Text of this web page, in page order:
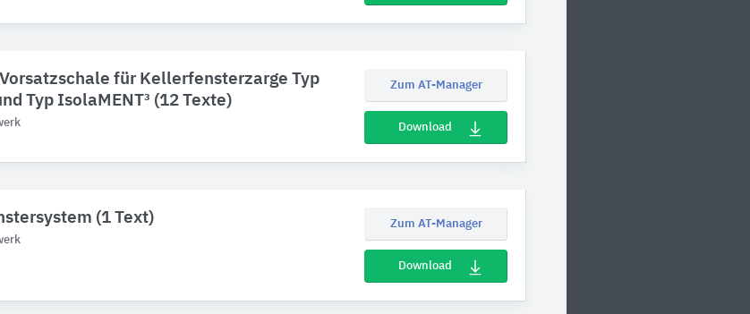
für Kellerfensterzarge Typ
Typ IsolaMENT³ (12 Texte)
Zum AT-Manager
Download
(1 Text) Zum AT-Manager
Download